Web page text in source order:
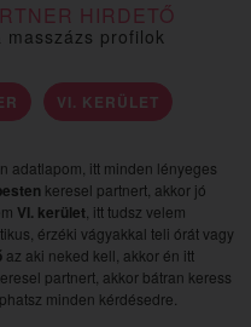
HIRDETŐ
masszázs profilok
VI. KERÜLET
adatlapom, itt minden lényeges
keresel partnert, akkor jó
VI. kerület, itt tudsz velem
érzéki vágyakkal teli órát vagy
az aki neked kell, akkor én itt
partnert, akkor bátran keress
minden kérdésedre.